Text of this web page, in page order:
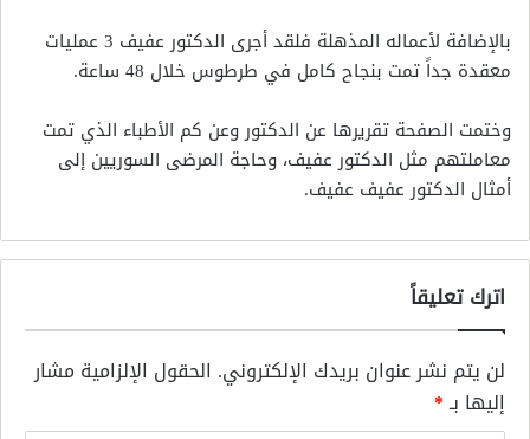
بالإضافة لأعماله المذهلة فلقد أجرى الدكتور عفيف 3 عمليات
معقدة جداً تمت بنجاح كامل في طرطوس خلال 48 ساعة.
وختمت الصفحة تقريرها عن الدكتور وعن كم الأطباء الذي تمت
معاملتهم مثل الدكتور عفيف، وحاجة المرضى السوريين إلى
أمثال الدكتور عفيف عفيف.
اترك تعليقاً
لن يتم نشر عنوان بريدك الإلكتروني. الحقول الإلزامية مشار
إليها بـ*